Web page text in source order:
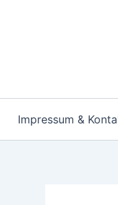
Impressum &